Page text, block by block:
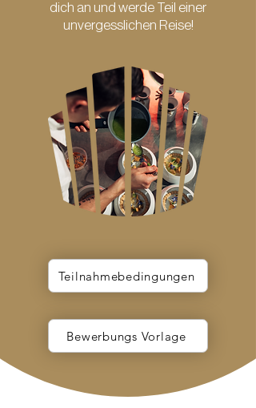
dich an und werde Teil einer
unvergesslichen Reise!
Teilnahmebedingungen
Bewerbungs Vorlage